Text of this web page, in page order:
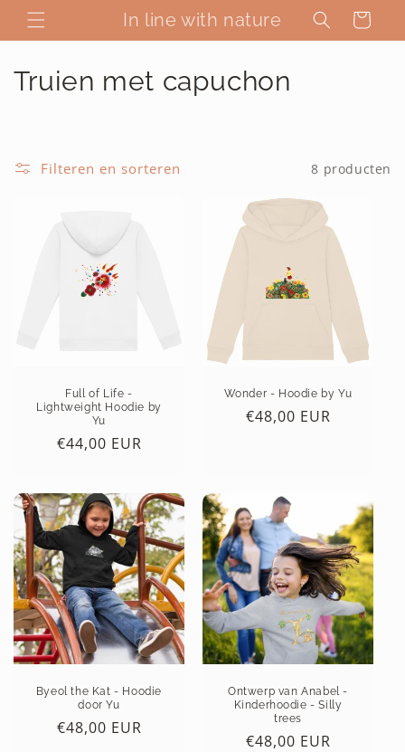
naar de
content
In line with nature Winkelwagen
C
Truien met capuchon
Filteren en sorteren 8 producten
Full of Life -
Lightweight Hoodie by
Yu
Normale
€44,00 EUR
Wonder - Hoodie by Yu
Normale
€48,00 EUR
Byeol the Kat - Hoodie
door Yu
Normale
€48,00 EUR
Ontwerp van Anabel -
Kinderhoodie - Silly
trees
Normale
€48,00 EUR